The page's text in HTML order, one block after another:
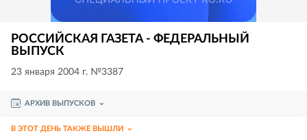
РОССИЙСКАЯ ГАЗЕТА - ФЕДЕРАЛЬНЫЙ
ВЫПУСК
23 января 2004 г. №3387
АРХИВ ВЫПУСКОВ
В ЭТОТ ДЕНЬ ТАКЖЕ ВЫШЛИ